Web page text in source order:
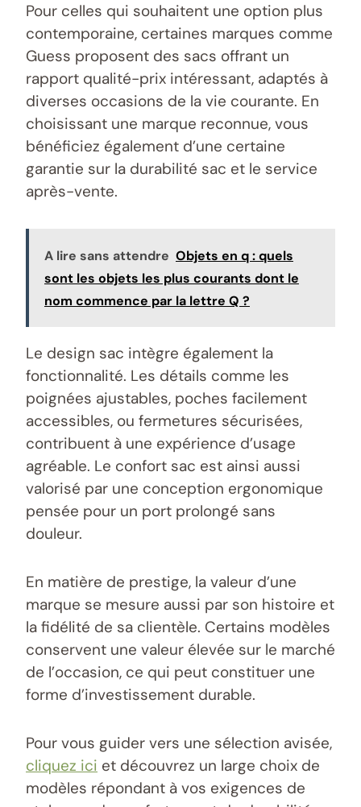
Pour celles qui souhaitent une option plus
contemporaine, certaines marques comme
Guess proposent des sacs offrant un
rapport qualité-prix intéressant, adaptés à
diverses occasions de la vie courante. En
choisissant une marque reconnue, vous
bénéficiez également d’une certaine
garantie sur la durabilité sac et le service
après-vente.
A lire sans attendre Objets en q : quels
sont les objets les plus courants dont le
nom commence par la lettre Q ?
Le design sac intègre également la
fonctionnalité. Les détails comme les
poignées ajustables, poches facilement
accessibles, ou fermetures sécurisées,
contribuent à une expérience d’usage
agréable. Le confort sac est ainsi aussi
valorisé par une conception ergonomique
pensée pour un port prolongé sans
douleur.
En matière de prestige, la valeur d’une
marque se mesure aussi par son histoire et
la fidélité de sa clientèle. Certains modèles
conservent une valeur élevée sur le marché
de l’occasion, ce qui peut constituer une
forme d’investissement durable.
Pour vous guider vers une sélection avisée,
cliquez ici et découvrez un large choix de
modèles répondant à vos exigences de